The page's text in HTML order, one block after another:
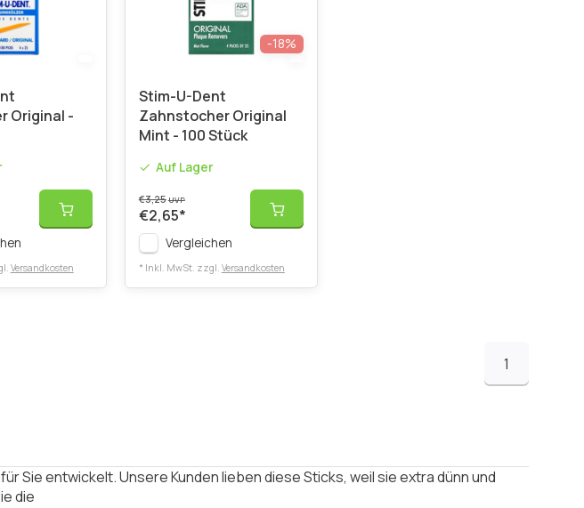
Original -
Versandkosten
-18%
Stim-U-Dent
Zahnstocher Original
Mint - 100 Stück
Auf Lager
€3,25UVP
€2,65*
Vergleichen
* Inkl. MwSt. zzgl. Versandkosten
1
Sie entwickelt. Unsere Kunden lieben diese Sticks, weil sie extra dünn und
die